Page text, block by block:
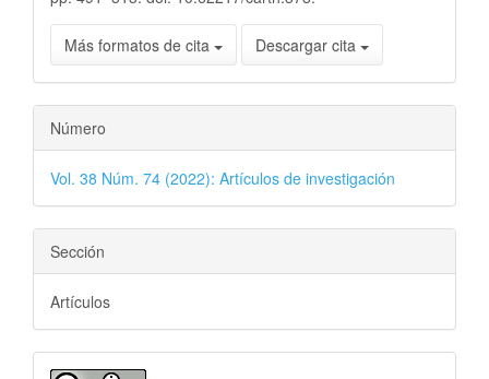
Más formatos de cita Descargar cita
Número
Vol. 38 Núm. 74 (2022): Artículos de investigación
Sección
Artículos